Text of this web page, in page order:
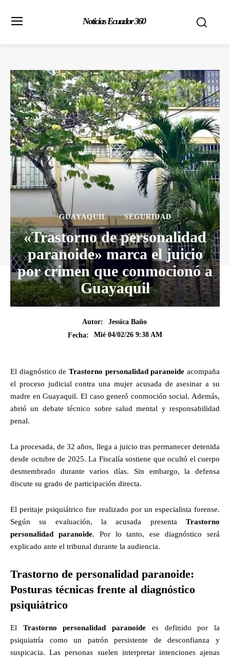
Noticias Ecuador 360
GUAYAQUIL SEGURIDAD
«Trastorno de personalidad
paranoide» marca el juicio
por crimen que conmocionó a
Guayaquil
Autor:
Jessica Baño
Fecha:
Mié 04/02/26 9:38 AM
El diagnóstico de Trastorno personalidad paranoide acompaña
el proceso judicial contra una mujer acusada de asesinar a su
madre en Guayaquil. El caso generó conmoción social. Además,
abrió un debate técnico sobre salud mental y responsabilidad
penal.
La procesada, de 32 años, llega a juicio tras permanecer detenida
desde octubre de 2025. La Fiscalía sostiene que ocultó el cuerpo
desmembrado durante varios días. Sin embargo, la defensa
discute su grado de participación directa.
El peritaje psiquiátrico fue realizado por un especialista forense.
Según su evaluación, la acusada presenta Trastorno
personalidad paranoide. Por lo tanto, ese diagnóstico será
explicado ante el tribunal durante la audiencia.
Trastorno de personalidad paranoide:
Posturas técnicas frente al diagnóstico
psiquiátrico
El Trastorno personalidad paranoide es definido por la
psiquiatría como un patrón persistente de desconfianza y
suspicacia. Las personas suelen interpretar intenciones ajenas